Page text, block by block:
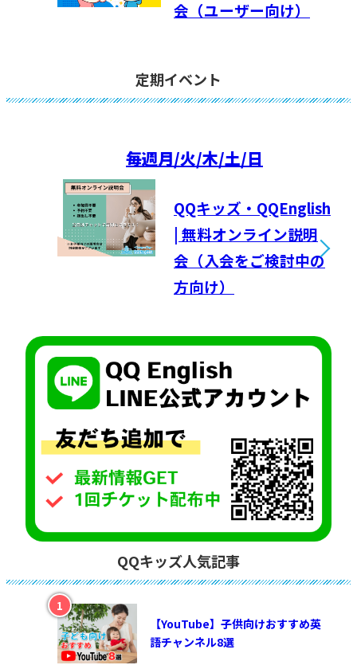
会（ユーザー向け）
定期イベント
毎週月/火/木/土/日
QQキッズ・QQEnglish
| 無料オンライン説明
会（入会をご検討中の
方向け）
QQキッズ人気記事
【YouTube】子供向けおすすめ英
語チャンネル8選